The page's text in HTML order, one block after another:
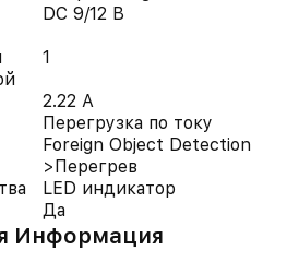
DC 9/12 В
1
2.22 А
Перегрузка по току
Foreign Object Detection
>Перегрев
LED индикатор
Да
Информация